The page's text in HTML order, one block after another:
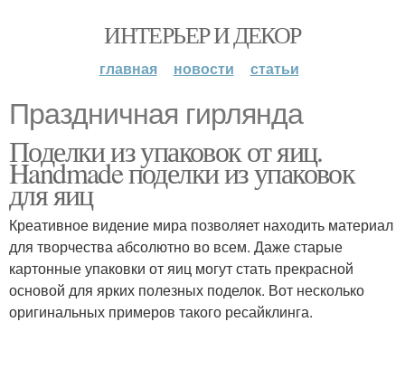
ИНТЕРЬЕР И ДЕКОР
главная новости статьи
Праздничная гирлянда
Поделки из упаковок от яиц.
Handmade поделки из упаковок
для яиц
Креативное видение мира позволяет находить материал
для творчества абсолютно во всем. Даже старые
картонные упаковки от яиц могут стать прекрасной
основой для ярких полезных поделок. Вот несколько
оригинальных примеров такого ресайклинга.